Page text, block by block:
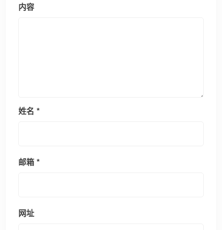
内容
姓名 *
邮箱*
网址